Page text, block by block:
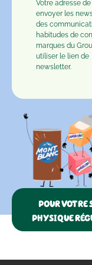
Votre adresse
envoyer les
des
habitudes de
marques du
utiliser le lien de
newsletter.
POUR
PHYSIQUE